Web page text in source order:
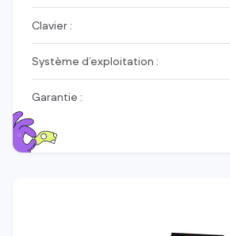
Clavier :
Système d’exploitation :
Garantie :